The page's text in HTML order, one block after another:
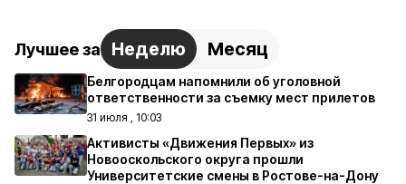
Лучшее за Неделю Месяц
Белгородцам напомнили об уголовной
ответственности за съемку мест прилетов
31 июля , 10:03
Активисты «Движения Первых» из
Новооскольского округа прошли
Университетские смены в Ростове-на-Дону